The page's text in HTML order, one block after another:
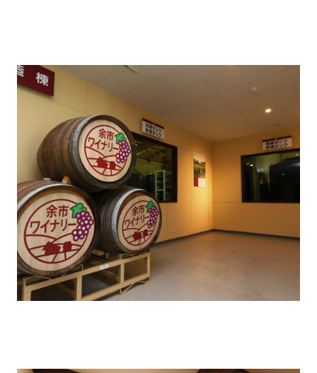
【余市ワイナリー工場見学】
大きな発酵タンクや作業風景をご覧いただけます。